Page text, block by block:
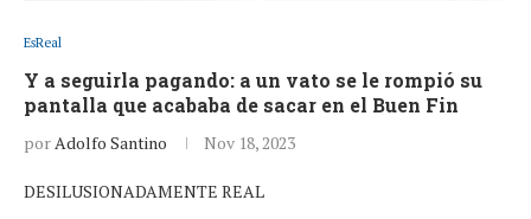
EsReal
Y a seguirla pagando: a un vato se le rompió su
pantalla que acababa de sacar en el Buen Fin
porAdolfo Santino Nov 18, 2023
DESILUSIONADAMENTE REAL